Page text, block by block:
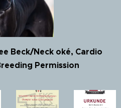
Beck/Neck oké, Cardio
Permission